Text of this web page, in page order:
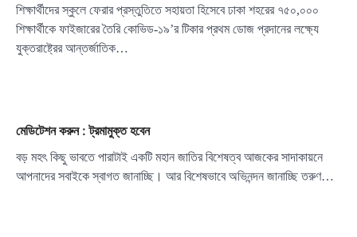
শিক্ষার্থীদের স্কুলে ফেরার প্রস্তুতিতে সহায়তা হিসেবে ঢাকা শহরের ৭৫০,০০০
শিক্ষার্থীকে ফাইজারের তৈরি কোভিড-১৯’র টিকার প্রথম ডোজ প্রদানের লক্ষ্যে
যুক্তরাষ্ট্রের আন্তর্জাতিক…
মেডিটেশন করুন : ট্রমামুক্ত হবেন
বড় মহৎ কিছু ভাবতে পারাটাই একটি মহান জাতির বিশেষত্ব আজকের সাদাকায়নে
আপনাদের সবাইকে স্বাগত জানাচ্ছি। আর বিশেষভাবে অভিনন্দন জানাচ্ছি তরুণ…